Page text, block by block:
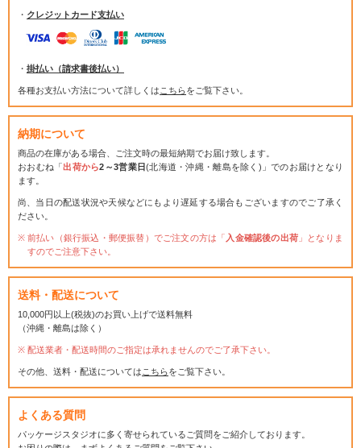
・ クレジットカード支払い
・ 掛払い（請求書後払い）
各種お支払い方法について詳しくは こちらをご覧下さい。
納期について
商品の在庫がある場合、ご注文時の最短納期でお届け致します。
おおむね「出荷から2～3営業日(北海道・沖縄・離島を除く)」でのお届けとなり
ます。
尚、当日の配送状況や天候などにもより遅延する場合もございますのでご了承く
ださい。
前払い（銀行振込・郵便振替）でご注文の方は「 入金確認後の出荷 」となりま
すのでご注意下さい。
送料・配送について
10,000円以上(税抜)のお買い上げで送料無料
（沖縄・離島は除く）
配送業者・配送時間のご指定は承れませんのでご了承下さい。
その他、送料・配送については こちらをご覧下さい。
よくある質問
パッケージスタジオに多く寄せられているご質問をご紹介しております。